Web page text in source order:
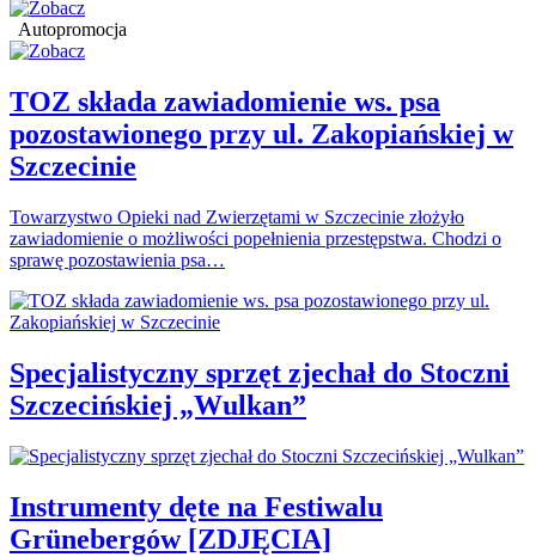
Autopromocja
TOZ składa zawiadomienie ws. psa
pozostawionego przy ul. Zakopiańskiej w
Szczecinie
Towarzystwo Opieki nad Zwierzętami w Szczecinie złożyło
zawiadomienie o możliwości popełnienia przestępstwa. Chodzi o
sprawę pozostawienia psa…
Specjalistyczny sprzęt zjechał do Stoczni
Szczecińskiej „Wulkan”
Instrumenty dęte na Festiwalu
Grünebergów [ZDJĘCIA]